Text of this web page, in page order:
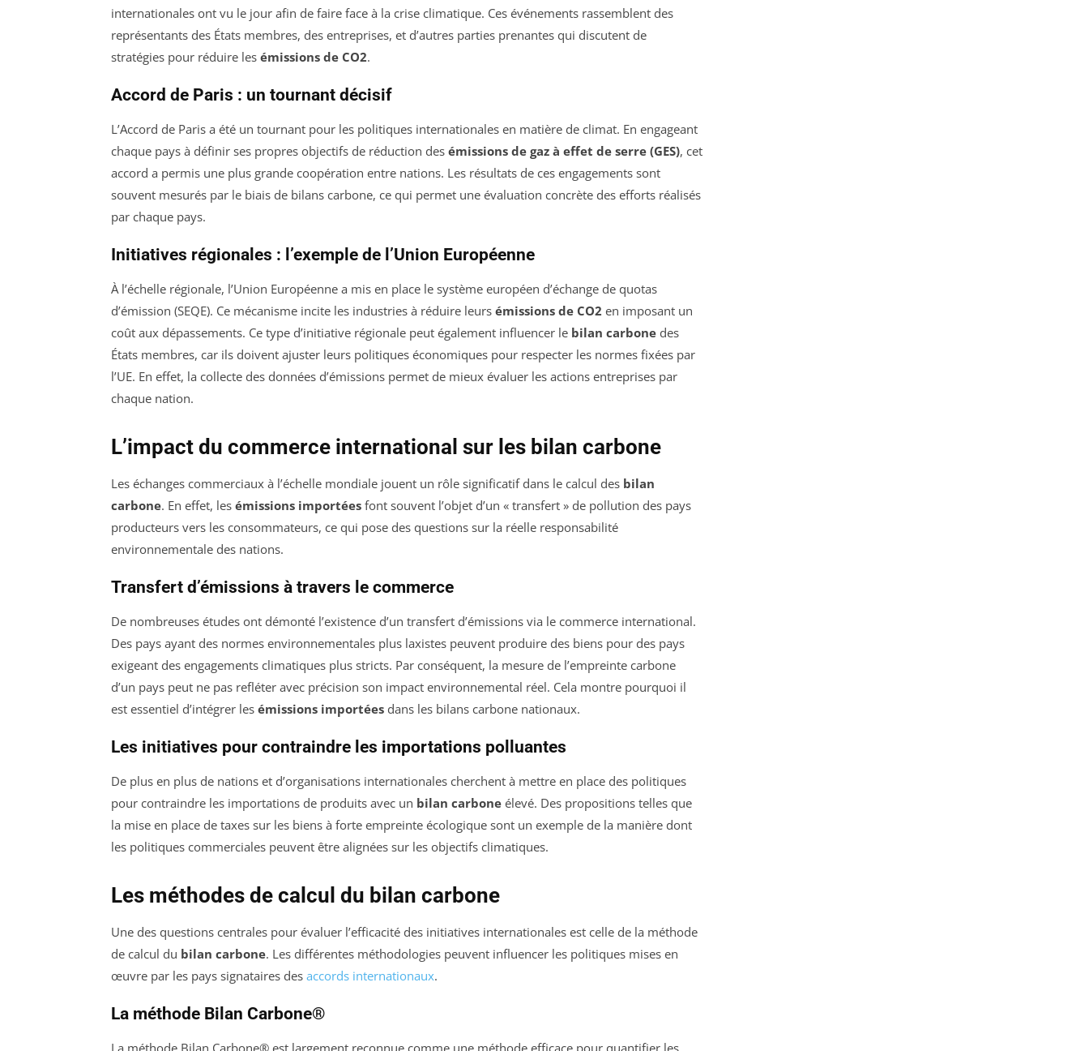
internationales ont vu le jour afin de faire face à la crise climatique. Ces événements rassemblent des
représentants des États membres, des entreprises, et d’autres parties prenantes qui discutent de
stratégies pour réduire les émissions de CO2.
Accord de Paris : un tournant décisif
L’Accord de Paris a été un tournant pour les politiques internationales en matière de climat. En engageant
chaque pays à définir ses propres objectifs de réduction des émissions de gaz à effet de serre (GES), cet
accord a permis une plus grande coopération entre nations. Les résultats de ces engagements sont
souvent mesurés par le biais de bilans carbone, ce qui permet une évaluation concrète des efforts réalisés
par chaque pays.
Initiatives régionales : l’exemple de l’Union Européenne
À l’échelle régionale, l’Union Européenne a mis en place le système européen d’échange de quotas
d’émission (SEQE). Ce mécanisme incite les industries à réduire leurs émissions de CO2 en imposant un
coût aux dépassements. Ce type d’initiative régionale peut également influencer le bilan carbone des
États membres, car ils doivent ajuster leurs politiques économiques pour respecter les normes fixées par
l’UE. En effet, la collecte des données d’émissions permet de mieux évaluer les actions entreprises par
chaque nation.
L’impact du commerce international sur les bilan carbone
Les échanges commerciaux à l’échelle mondiale jouent un rôle significatif dans le calcul des bilan
carbone. En effet, les émissions importées font souvent l’objet d’un « transfert » de pollution des pays
producteurs vers les consommateurs, ce qui pose des questions sur la réelle responsabilité
environnementale des nations.
Transfert d’émissions à travers le commerce
De nombreuses études ont démonté l’existence d’un transfert d’émissions via le commerce international.
Des pays ayant des normes environnementales plus laxistes peuvent produire des biens pour des pays
exigeant des engagements climatiques plus stricts. Par conséquent, la mesure de l’empreinte carbone
d’un pays peut ne pas refléter avec précision son impact environnemental réel. Cela montre pourquoi il
est essentiel d’intégrer les émissions importées dans les bilans carbone nationaux.
Les initiatives pour contraindre les importations polluantes
De plus en plus de nations et d’organisations internationales cherchent à mettre en place des politiques
pour contraindre les importations de produits avec un bilan carbone élevé. Des propositions telles que
la mise en place de taxes sur les biens à forte empreinte écologique sont un exemple de la manière dont
les politiques commerciales peuvent être alignées sur les objectifs climatiques.
Les méthodes de calcul du bilan carbone
Une des questions centrales pour évaluer l’efficacité des initiatives internationales est celle de la méthode
de calcul du bilan carbone. Les différentes méthodologies peuvent influencer les politiques mises en
œuvre par les pays signataires des accords internationaux.
La méthode Bilan Carbone®
La méthode Bilan Carbone® est largement reconnue comme une méthode efficace pour quantifier les